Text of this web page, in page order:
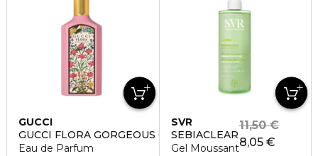
GUCCI
GUCCI FLORA GORGEOUS GARDENIA
Eau de Parfum
SVR
SEBIACLEAR
Gel Moussant8,05 €
11,50 €